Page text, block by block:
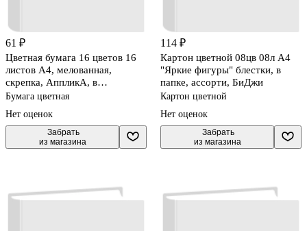
61 ₽
Цветная бумага 16 цветов 16
листов А4, мелованная,
скрепка, АппликА, в
ассортименте
Бумага цветная
Нет оценок
Забрать
из магазина
114 ₽
Картон цветной 08цв 08л А4
"Яркие фигуры" блестки, в
папке, ассорти, БиДжи
Картон цветной
Нет оценок
Забрать
из магазина